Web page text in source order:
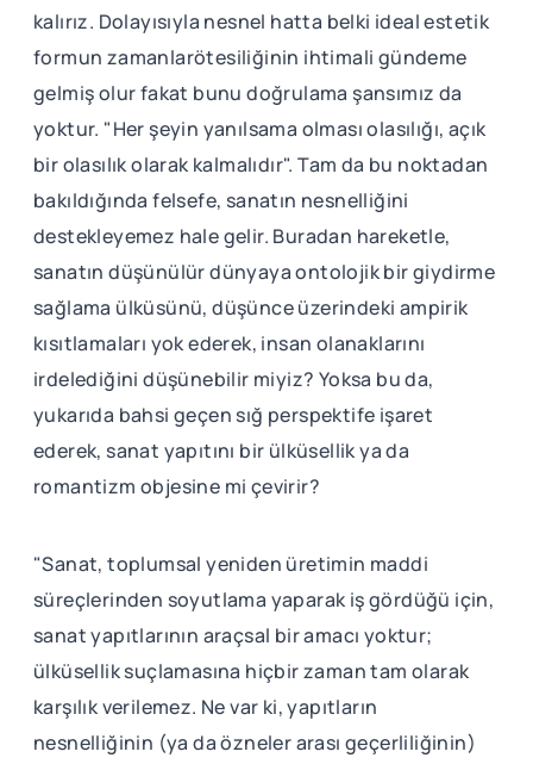
kalırız. Dolayısıyla nesnel hatta belki ideal estetik
formun zamanlarötesiliğinin ihtimali gündeme
gelmiş olur fakat bunu doğrulama şansımız da
yoktur. "Her şeyin yanılsama olması olasılığı, açık
bir olasılık olarak kalmalıdır". Tam da bu noktadan
bakıldığında felsefe, sanatın nesnelliğini
destekleyemez hale gelir. Buradan hareketle,
sanatın düşünülür dünyaya ontolojik bir giydirme
sağlama ülküsünü, düşünce üzerindeki ampirik
kısıtlamaları yok ederek, insan olanaklarını
irdelediğini düşünebilir miyiz? Yoksa bu da,
yukarıda bahsi geçen sığ perspektife işaret
ederek, sanat yapıtını bir ülküsellik ya da
romantizm objesine mi çevirir?
"Sanat, toplumsal yeniden üretimin maddi
süreçlerinden soyutlama yaparak iş gördüğü için,
sanat yapıtlarının araçsal bir amacı yoktur;
ülküsellik suçlamasına hiçbir zaman tam olarak
karşılık verilemez. Ne var ki, yapıtların
nesnelliğinin (ya da özneler arası geçerliliğinin)